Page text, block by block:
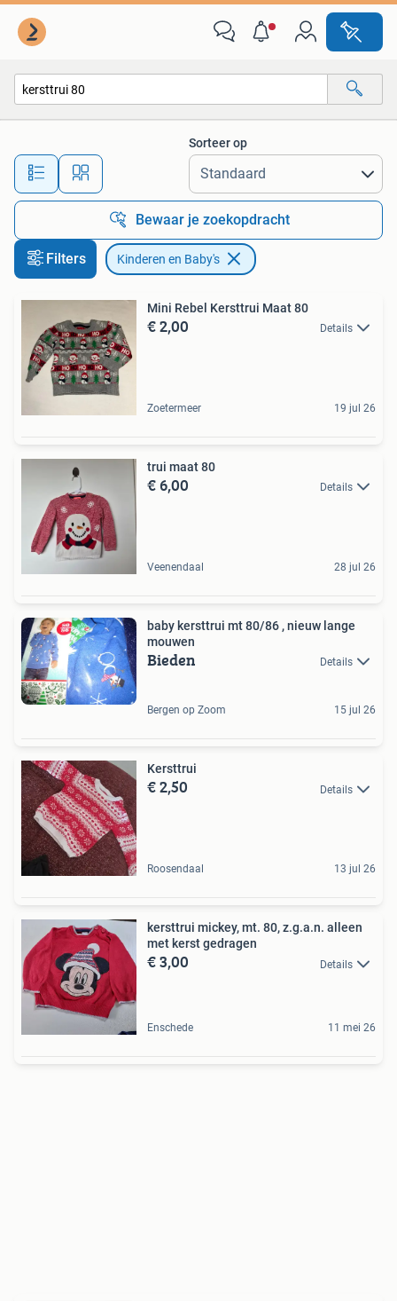
Alle afstanden…
Sorteer op
Bewaar je zoekopdracht
Filters Kinderen en Baby's
Mini Rebel Kersttrui Maat 80
€ 2,00 Details
Zoetermeer 19 jul 26
trui maat 80
€ 6,00 Details
Veenendaal 28 jul 26
baby kersttrui mt 80/86 , nieuw lange
mouwen
Bieden Details
Bergen op Zoom 15 jul 26
Kersttrui
€ 2,50 Details
Roosendaal 13 jul 26
kersttrui mickey, mt. 80, z.g.a.n. alleen
met kerst gedragen
€ 3,00 Details
Enschede 11 mei 26